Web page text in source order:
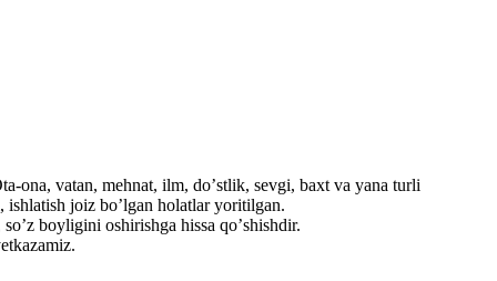
ona, vatan, mehnat, ilm, doʼstlik, sevgi, baxt va yana turli
joiz boʼlgan holatlar yoritilgan.
boyligini oshirishga hissa qoʼshishdir.